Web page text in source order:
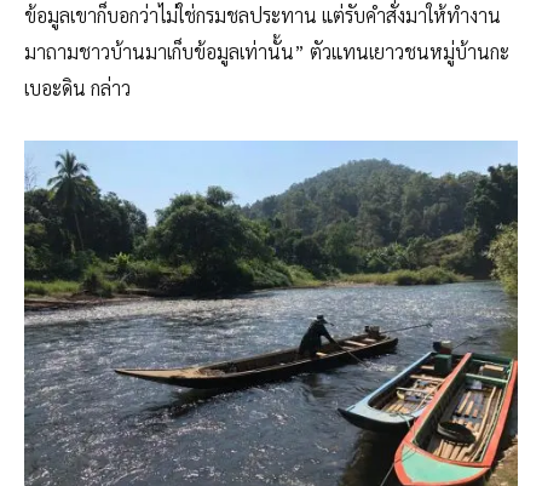
ข้อมูลเขาก็บอกว่าไม่ใช่กรมชลประทาน แต่รับคำสั่งมาให้ทำงาน
มาถามชาวบ้านมาเก็บข้อมูลเท่านั้น” ตัวแทนเยาวชนหมู่บ้านกะ
เบอะดิน กล่าว